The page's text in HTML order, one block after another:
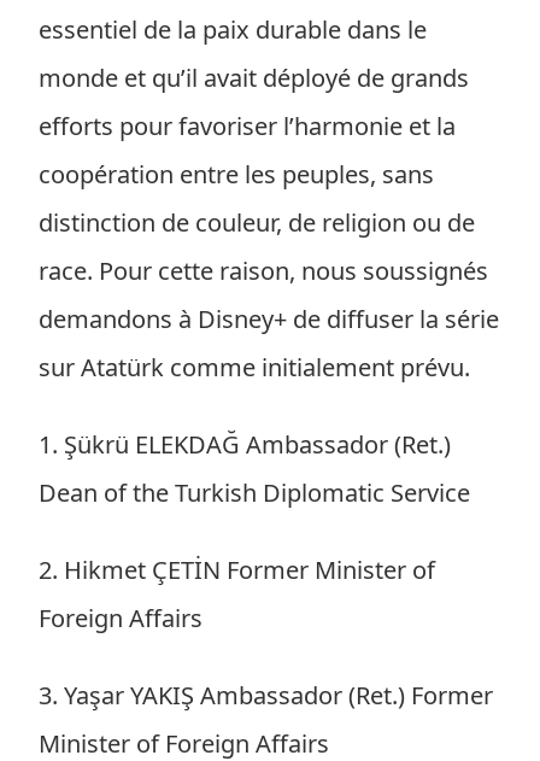
essentiel de la paix durable dans le
monde et qu’il avait déployé de grands
efforts pour favoriser l’harmonie et la
coopération entre les peuples, sans
distinction de couleur, de religion ou de
race. Pour cette raison, nous soussignés
demandons à Disney+ de diffuser la série
sur Atatürk comme initialement prévu.
1. Şükrü ELEKDAĞ Ambassador (Ret.)
Dean of the Turkish Diplomatic Service
2. Hikmet ÇETİN Former Minister of
Foreign Affairs
3. Yaşar YAKIŞ Ambassador (Ret.) Former
Minister of Foreign Affairs